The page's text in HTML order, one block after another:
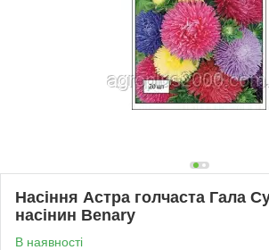
Насіння Астра голчаста Гала
насінин Benary
В наявності